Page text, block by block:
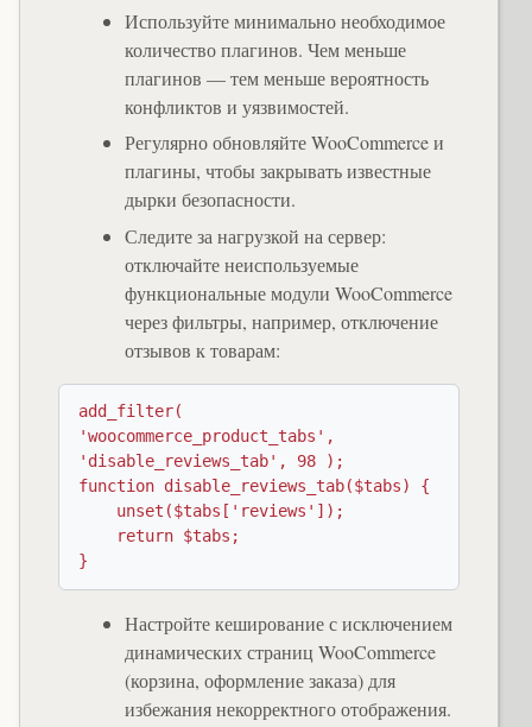
Используйте минимально необходимое
количество плагинов. Чем меньше
плагинов — тем меньше вероятность
конфликтов и уязвимостей.
Регулярно обновляйте WooCommerce и
плагины, чтобы закрывать известные
дырки безопасности.
Следите за нагрузкой на сервер:
отключайте неиспользуемые
функциональные модули WooCommerce
через фильтры, например, отключение
отзывов к товарам:
add_filter(
'woocommerce_product_tabs',
'disable_reviews_tab', 98 );
function disable_reviews_tab($tabs) {
}
Настройте кеширование с исключением
динамических страниц WooCommerce
(корзина, оформление заказа) для
избежания некорректного отображения.